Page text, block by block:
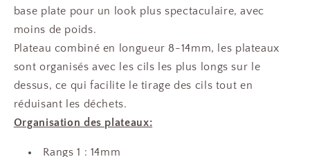
base plate pour un look plus spectaculaire, avec
moins de poids.
Plateau combiné en longueur 8-14mm, les plateaux
sont organisés avec les cils les plus longs sur le
dessus, ce qui facilite le tirage des cils tout en
réduisant les déchets.
Organisation des plateaux:
Rangs 1 : 14mm